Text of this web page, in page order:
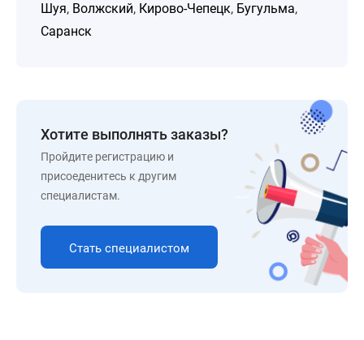
Шуя, Волжский, Кирово-Чепецк, Бугульма,
Саранск
Хотите выполнять заказы?
Пройдите регистрацию и
присоеденитесь к другим
специалистам.
Стать специалистом